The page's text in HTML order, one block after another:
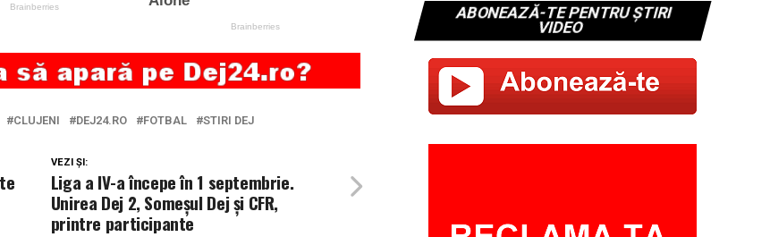
CLUJENI DEJ24.RO FOTBAL STIRI DEJ
VEZI ȘI:
Liga a IV-a începe în 1 septembrie.
Unirea Dej 2, Someșul Dej și CFR,
printre participante
ABONEAZĂ-TE PENTRU ȘTIRI
VIDEO